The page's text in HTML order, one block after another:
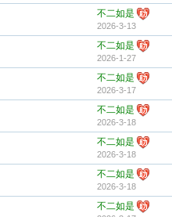
不二如是
2026-3-13
不二如是
2026-1-27
不二如是
2026-3-17
不二如是
2026-3-18
不二如是
2026-3-18
不二如是
2026-3-18
不二如是